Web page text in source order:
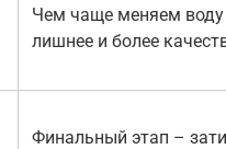
Чем чаще меняем
лишнее и более
Финальный этап –